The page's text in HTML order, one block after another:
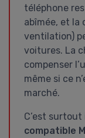
téléphone
abîmée, et la
ventilation)
voitures. La
compenser
même si ce
marché.
C’est
compatible